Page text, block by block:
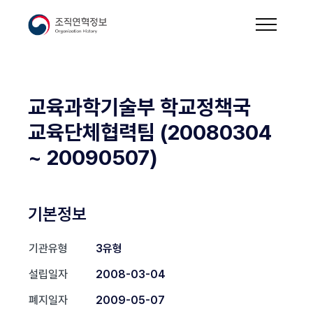
교육과학기술부 학교정책국
교육단체협력팀 (20080304
~ 20090507)
기본정보
기관유형
3유형
설립일자
2008-03-04
폐지일자
2009-05-07